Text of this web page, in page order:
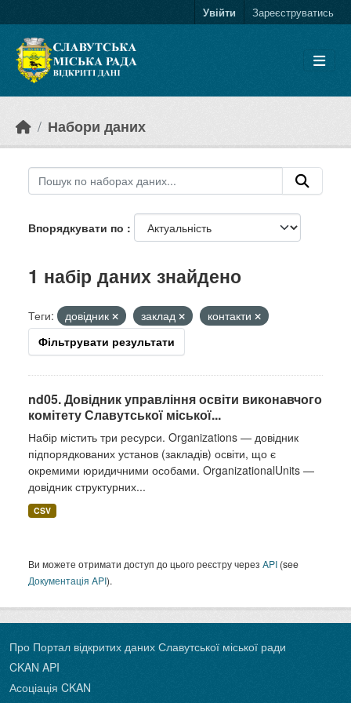
Увійти Зареєструватись
Набори даних
Впорядкувати по
1 набір даних знайдено
Теги: довідник заклад
контакти
Фільтрувати результати
nd05. Довідник управління освіти виконавчого
комітету Славутської міської...
Набір містить три ресурси. Organizations — довідник
підпорядкованих установ (закладів) освіти, що є
окремими юридичними особами. OrganizationalUnits —
довідник структурних...
CSV
Ви можете отримати доступ до цього реєстру через API (see
Документація API).
Про Портал відкритих даних Славутської міської ради
CKAN API
Асоціація CKAN